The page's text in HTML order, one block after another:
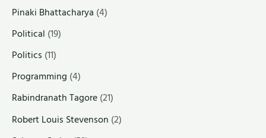
Pinaki Bhattacharya (4)
Political (19)
Politics (11)
Programming (4)
Rabindranath Tagore(21)
Robert Louis Stevenson (2)